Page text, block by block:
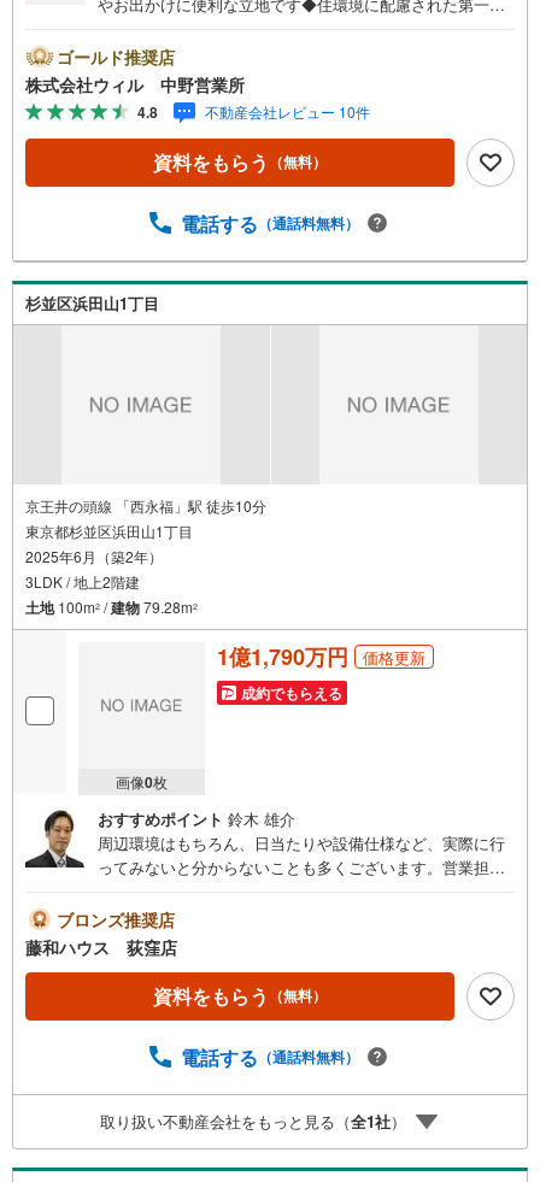
た白い4LDKの邸宅！◆光あふれる天井高約4mのリビング
◆LDKは人目が気になりにくい2階に設けられ、のんびりお
過ごしいただけます！◆納戸は居室としても利用可能で
す！◆床暖房が有り、冬でも足元快適に過ごせます！◆ク
ロス・フローリング全張り替え済み！気持ちの良い空間
に！◆外壁・屋根全面塗装済みのお住まいです！◆「松ノ
【営業時間 10:00～19:00】上記時間はお電話が繋がりやす
学される場合は「室内・現地を見学する（無料）」ボタン
よりご希望の日時をご記入いただけますとスムーズにご案
内が可能です。【ウィル不動産販売はここが強み】（1）住
ゴールド推奨店
株式会社ウィル 中野営業所
4.8 不動産会社レビュー 10件
資料をもらう （無料）
電話する （通話料無料）
杉並区浜田山1丁目
京王井の頭線 「西永福」駅 徒歩10分
東京都杉並区浜田山1丁目
2025年6月（築2年）
3LDK / 地上2階建
土地100m2 /建物79.28m2
画像0枚
1億1,790万円 価格更新
成約でもらえる
おすすめポイント 鈴木 雄介
周辺環境はもちろん、日当たりや設備仕様など、実際に行
ってみないと分からないことも多くございます。営業担当
い。
ブロンズ推奨店
藤和ハウス 荻窪店
資料をもらう （無料）
電話する （通話料無料）
取り扱い不動産会社をもっと見る（全1社）